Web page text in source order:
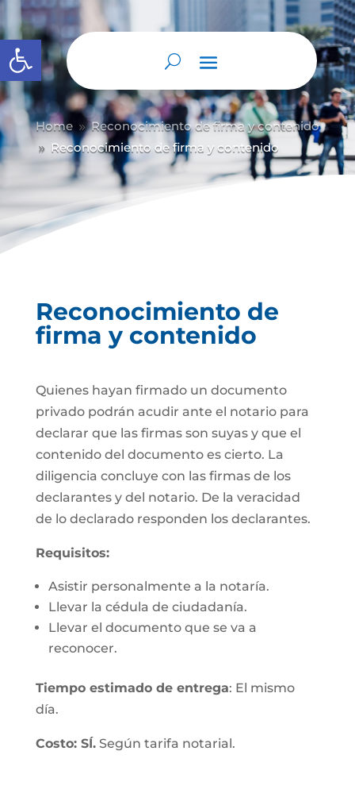
Abrir barra de herramientas
Home 9 Reconocimiento de firma y contenido
9 Reconocimiento de firma y contenido
Reconocimiento de
firma y contenido
Quienes hayan firmado un documento
privado podrán acudir ante el notario para
declarar que las firmas son suyas y que el
contenido del documento es cierto. La
diligencia concluye con las firmas de los
declarantes y del notario. De la veracidad
de lo declarado responden los declarantes.
Requisitos:
Asistir personalmente a la notaría.
Llevar la cédula de ciudadanía.
Llevar el documento que se va a
reconocer.
Tiempo estimado de entrega: El mismo
día.
Costo: SÍ.Según tarifa notarial.